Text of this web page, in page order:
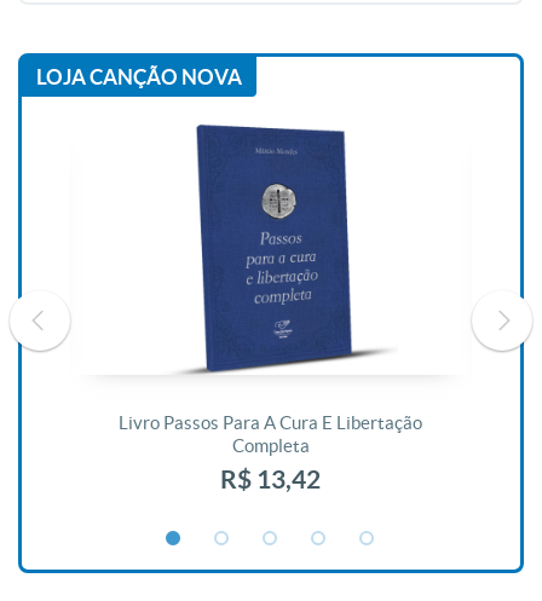
LOJA CANÇÃO NOVA
Livro Passos Para A Cura E Libertação
Completa
R$ 13,42